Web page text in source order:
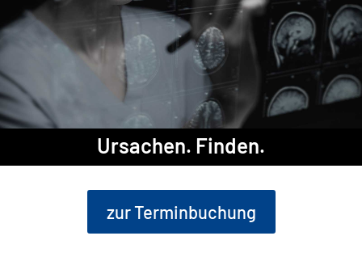
Ursachen. Finden.
zur Terminbuchung